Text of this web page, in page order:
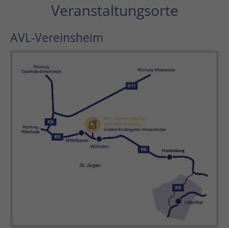
Veranstaltungsorte
AVL-Vereinsheim